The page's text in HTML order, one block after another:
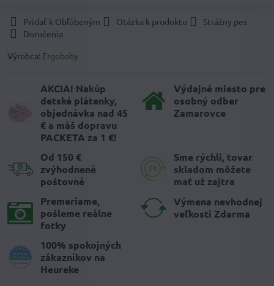
Pridať k Obľúbeným Otázka k produktu
Strážny pes
Doručenia
Výrobca: Ergobaby
AKCIA! Nakúp
detské plátenky,
objednávka nad 45
€ a máš dopravu
PACKETA za 1 €!
Výdajné miesto pre
osobný odber
Zamarovce
Od 150 €
zvýhodnené
poštovné
Sme rýchli, tovar
skladom môžete
mať už zajtra
Premeriame,
pošleme reálne
fotky
Výmena nevhodnej
veľkosti Zdarma
100% spokojných
zákazníkov na
Heureke